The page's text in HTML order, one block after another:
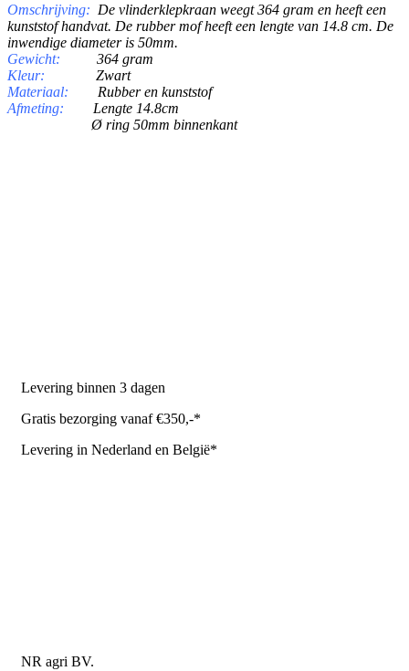
Omschrijving: De vlinderklepkraan weegt 364 gram en heeft een
kunststof handvat. De rubber mof heeft een lengte van 14.8 cm. De
inwendige diameter is 50mm.
Gewicht:
364 gram
Kleur:
Zwart
Materiaal:
Rubber en kunststof
Afmeting:
Lengte 14.8cm
Ø ring 50mm binnenkant
Levering binnen 3 dagen
Gratis bezorging vanaf €350,-*
Levering in Nederland en België*
NR agri BV.